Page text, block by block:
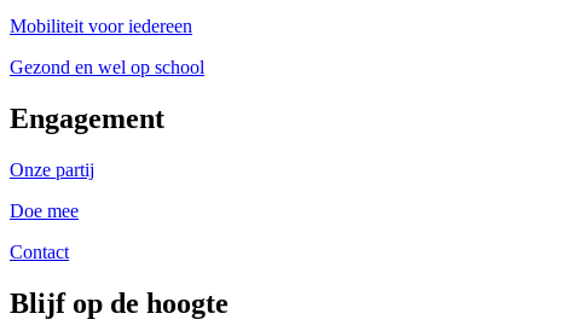
Mobiliteit voor iedereen
Gezond en wel op school
Engagement
Onze partij
Doe mee
Contact
Blijf op de hoogte